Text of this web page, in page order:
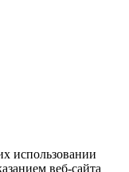
использовании
веб-сайта